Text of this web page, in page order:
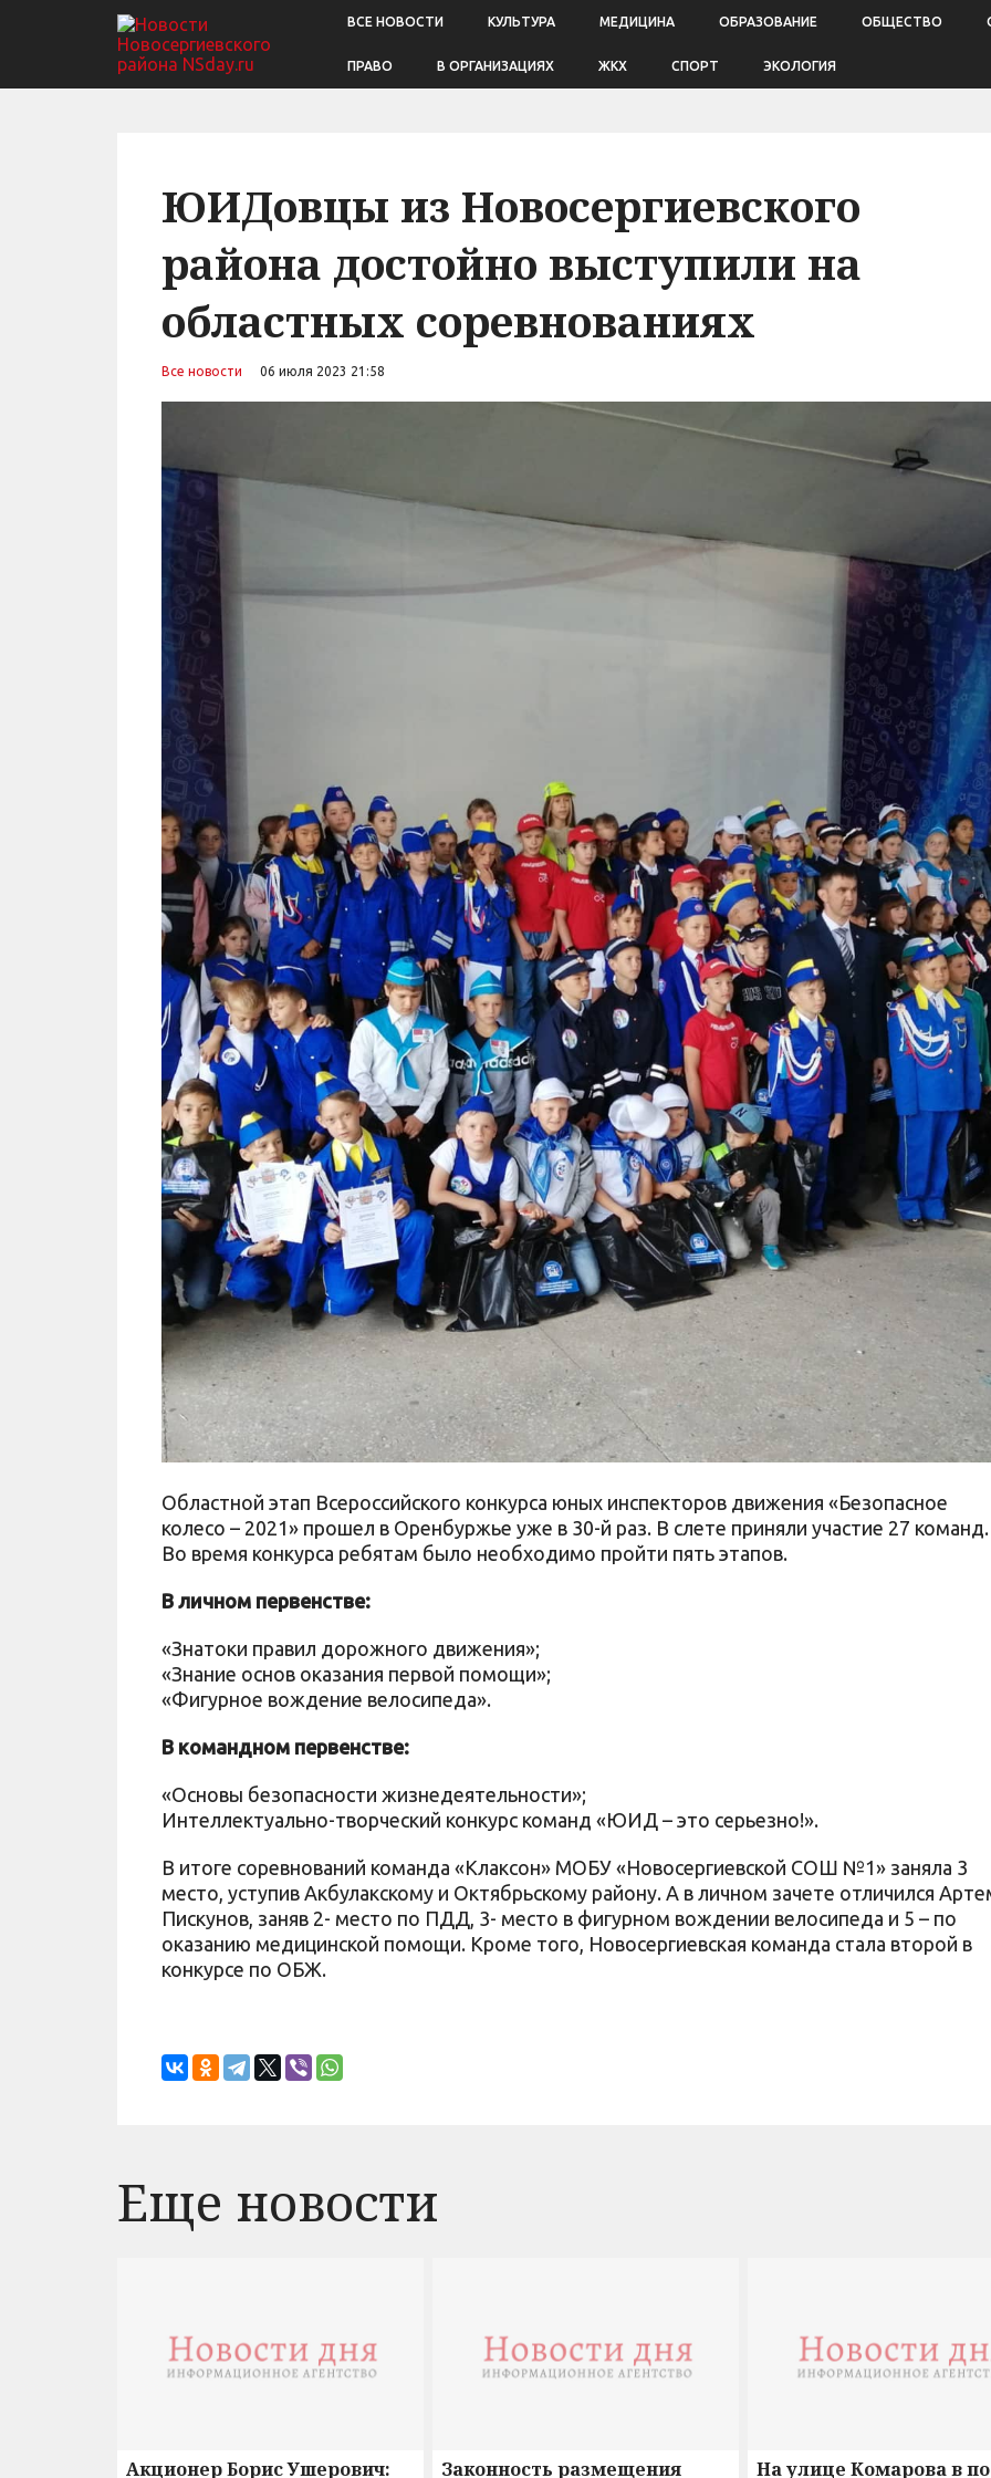
ВСЕ НОВОСТИ КУЛЬТУРА МЕДИЦИНА ОБРАЗОВАНИЕ ОБЩЕСТВО
ПРАВО В ОРГАНИЗАЦИЯХ ЖКХ СПОРТ ЭКОЛОГИЯ
ЮИДовцы из Новосергиевского
района достойно выступили на
областных соревнованиях
Все новости 06 июля 2023 21:58
Областной этап Всероссийского конкурса юных инспекторов движения «Безопасное
колесо – 2021» прошел в Оренбуржье уже в 30-й раз. В слете приняли участие 27 команд.
Во время конкурса ребятам было необходимо пройти пять этапов.
В личном первенстве:
«Знатоки правил дорожного движения»;
«Знание основ оказания первой помощи»;
«Фигурное вождение велосипеда».
В командном первенстве:
«Основы безопасности жизнедеятельности»;
Интеллектуально-творческий конкурс команд «ЮИД – это серьезно!».
В итоге соревнований команда «Клаксон» МОБУ «Новосергиевской СОШ №1» заняла 3
место, уступив Акбулакскому и Октябрьскому району. А в личном зачете отличился
Пискунов, заняв 2- место по ПДД, 3- место в фигурном вождении велосипеда и 5 – по
оказанию медицинской помощи. Кроме того, Новосергиевская команда стала второй в
конкурсе по ОБЖ.
Еще новости
Акционер Борис Ушерович: Законность размещения На улице Комарова в